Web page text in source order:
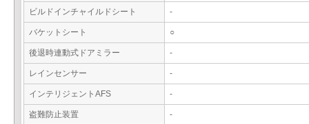
ビルドインチャイルドシート -
バケットシート ○
後退時連動式ドアミラー -
レインセンサー -
インテリジェントAFS -
盗難防止装置 -